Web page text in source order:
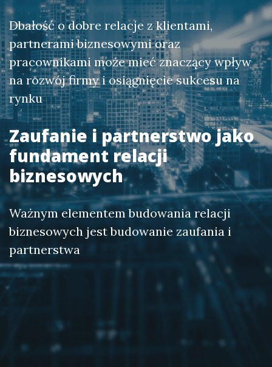
Dbałość o dobre relacje z klientami,
partnerami biznesowymi oraz
pracownikami może mieć znaczący wpływ
na rozwój firmy i osiągnięcie sukcesu na
rynku
Zaufanie i partnerstwo jako
fundament relacji
biznesowych
Ważnym elementem budowania relacji
biznesowych jest budowanie zaufania i
partnerstwa